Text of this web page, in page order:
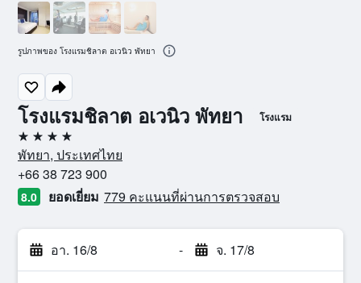
โรงแรมชิลาต อเวนิว พัทยา โรงแรม
4 ดาว
พัทยา, ประเทศไทย
+66 38 723 900
8.0 ยอดเยี่ยม 779 คะแนนที่ผ่านการตรวจสอบ
อา. 16/8 - จ. 17/8
รูปภาพของ โรงแรมชิลาต อเวนิว พัทยา